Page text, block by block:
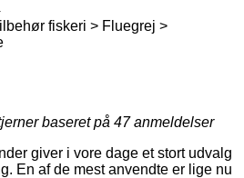
fiskeri > Fluegrej >
baseret på 47anmeldelser
giver i vore dage et stort udvalg
En af de mest anvendte er lige nu